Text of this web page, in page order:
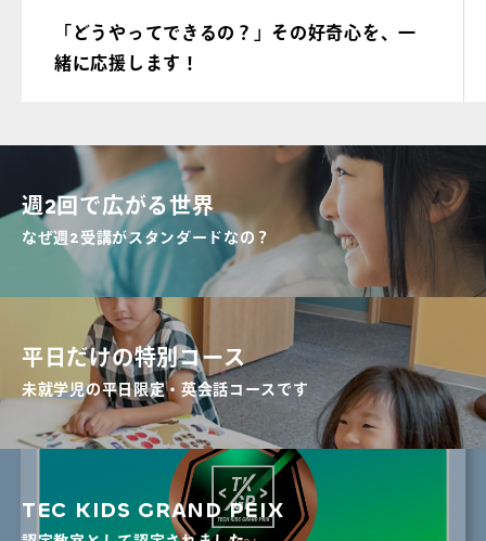
「どうやってできるの？」その好奇心を、一
緒に応援します！
週2回で広がる世界
なぜ週2受講がスタンダードなの？
平日だけの特別コース
未就学児の平日限定・英会話コースです
TEC KIDS GRAND PEIX